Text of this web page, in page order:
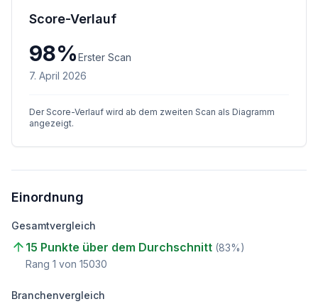
Score-Verlauf
98%Erster Scan
7. April 2026
Der Score-Verlauf wird ab dem zweiten Scan als Diagramm
angezeigt.
Einordnung
Gesamtvergleich
15 Punkte über dem Durchschnitt (83%)
Rang 1 von 15030
Branchenvergleich